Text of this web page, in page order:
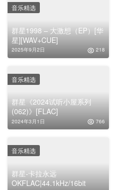
群星1998 – 大激想（EP）[华
星][WAV+CUE]
2025年9月2日 218
音乐精选
群星《2024试听小屋系列
(062)》[FLAC]
2024年3月1日 766
音乐精选
群星-卡拉永远
OKFLAC|44.1kHz/16bit
音乐精选